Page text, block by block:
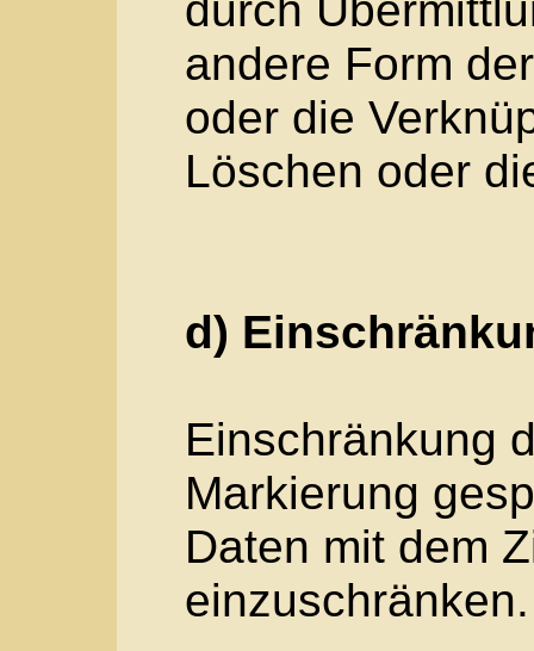
Daten verwendet
persönliche
natürliche Person
insbesondere, um
Zuverlässigkeit,
analysieren oder
f)